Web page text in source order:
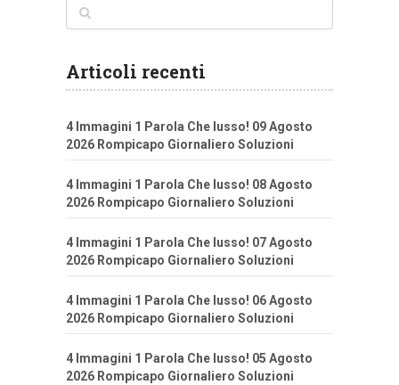
Articoli recenti
4 Immagini 1 Parola Che lusso! 09 Agosto
2026 Rompicapo Giornaliero Soluzioni
4 Immagini 1 Parola Che lusso! 08 Agosto
2026 Rompicapo Giornaliero Soluzioni
4 Immagini 1 Parola Che lusso! 07 Agosto
2026 Rompicapo Giornaliero Soluzioni
4 Immagini 1 Parola Che lusso! 06 Agosto
2026 Rompicapo Giornaliero Soluzioni
4 Immagini 1 Parola Che lusso! 05 Agosto
2026 Rompicapo Giornaliero Soluzioni